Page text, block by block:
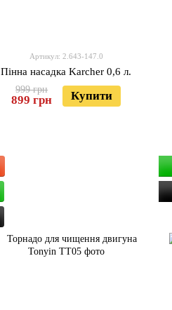
Артикул: 2.643-147.0
Пінна насадка Karcher 0,6 л.
999 грн
899 грн Купити